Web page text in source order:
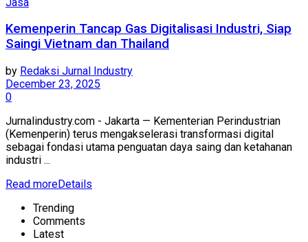
Kemenperin Tancap Gas Digitalisasi Industri, Siap
Saingi Vietnam dan Thailand
by Redaksi Jurnal Industry
December 23, 2025
0
Jurnalindustry.com - Jakarta — Kementerian Perindustrian
(Kemenperin) terus mengakselerasi transformasi digital
sebagai fondasi utama penguatan daya saing dan ketahanan
industri ...
Read moreDetails
Trending
Comments
Latest